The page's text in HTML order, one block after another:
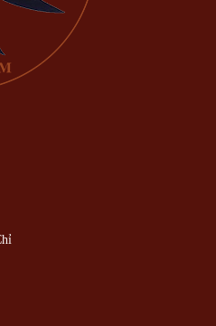
HÀNG TRANG TRÍ NỘI
QUÀ QUÝ GIÁ ĐẬM
HƯƠNG